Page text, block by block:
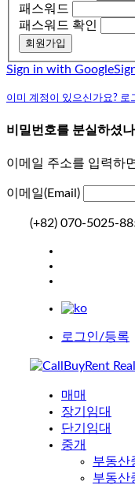
패스워드
패스워드 확인
회원가입
Sign in with Google
이미 계정이 있으신가요? 로
비밀번호를 분실하셨
이메일 주소를 입력하
이메일(Email)
(+82) 070-5025-
로그인/등록
매매
장기임대
단기임대
중개
부동산
부동산